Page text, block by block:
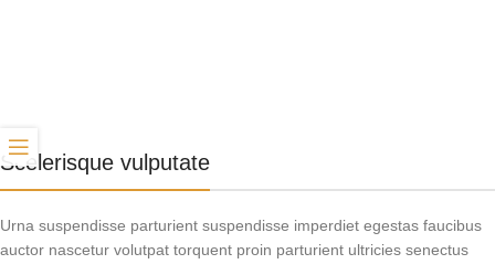
Scelerisque vulputate
Urna suspendisse parturient suspendisse imperdiet egestas faucibus
auctor nascetur volutpat torquent proin parturient ultricies senectus